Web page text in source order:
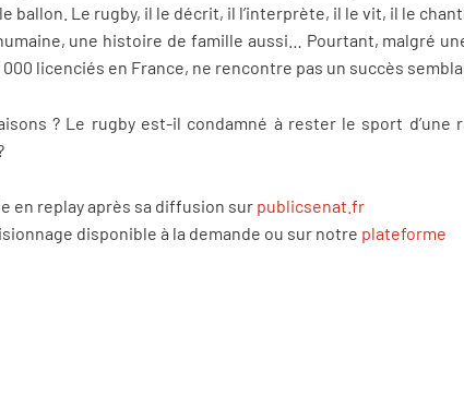
ballon. Le rugby, il le décrit, il l’interprète, il le vit, il le
une histoire de famille aussi… Pourtant, malgré
licenciés en France, ne rencontre pas un succès
? Le rugby est-il condamné à rester le sport d’une
en replay après sa diffusion sur publicsenat.fr
disponible à la demande ou sur notre plateforme